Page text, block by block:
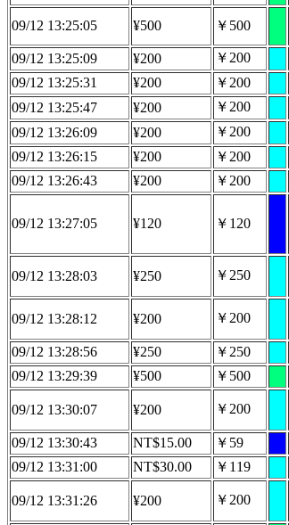
09/12 13:25:05 ¥500 ￥500
09/12 13:25:09 ¥200 ￥200
09/12 13:25:31
¥200 ￥200
09/12 13:25:47
¥200 ￥200
09/12 13:26:09
¥200 ￥200
09/12 13:26:15
¥200 ￥200
09/12 13:26:43
¥200 ￥200
09/12 13:27:05 ¥120 ￥120
09/12 13:28:03 ¥250 ￥250
09/12 13:28:12 ¥200 ￥200
09/12 13:28:56 ¥250 ￥250
09/12 13:29:39
¥500 ￥500
09/12 13:30:07 ¥200 ￥200
09/12 13:30:43 NT$15.00 ￥59
09/12 13:31:00 NT$30.00 ￥119
09/12 13:31:26 ¥200 ￥200